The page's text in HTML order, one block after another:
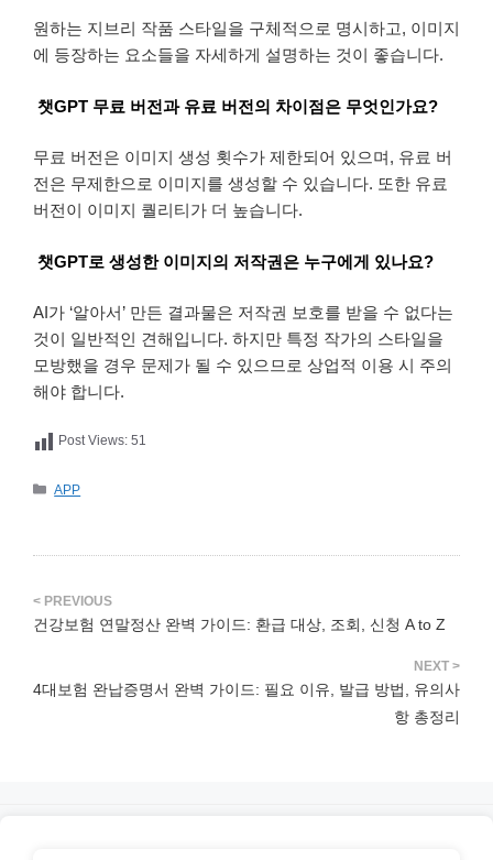
원하는 지브리 작품 스타일을 구체적으로 명시하고, 이미지
에 등장하는 요소들을 자세하게 설명하는 것이 좋습니다.
챗GPT 무료 버전과 유료 버전의 차이점은 무엇인가요?
무료 버전은 이미지 생성 횟수가 제한되어 있으며, 유료 버
전은 무제한으로 이미지를 생성할 수 있습니다. 또한 유료
버전이 이미지 퀄리티가 더 높습니다.
챗GPT로 생성한 이미지의 저작권은 누구에게 있나요?
AI가 ‘알아서’ 만든 결과물은 저작권 보호를 받을 수 없다는
것이 일반적인 견해입니다. 하지만 특정 작가의 스타일을
모방했을 경우 문제가 될 수 있으므로 상업적 이용 시 주의
해야 합니다.
Post Views: 51
카
APP
건강보험 연말정산 완벽 가이드: 환급 대상, 조회, 신청 A to Z
4대보험 완납증명서 완벽 가이드: 필요 이유, 발급 방법, 유의사
항 총정리